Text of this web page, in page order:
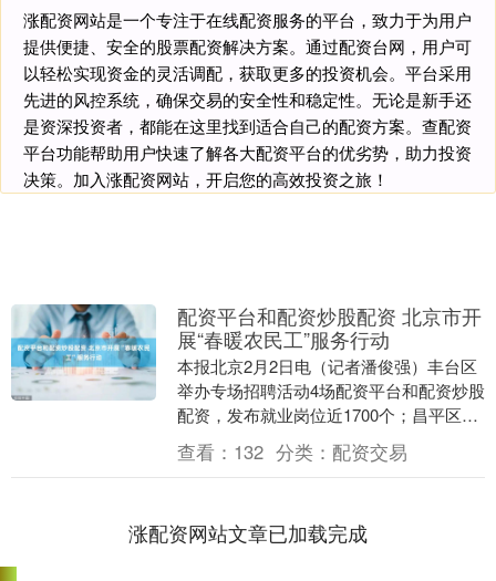
涨配资网站是一个专注于在线配资服务的平台，致力于为用户
提供便捷、安全的股票配资解决方案。通过配资台网，用户可
以轻松实现资金的灵活调配，获取更多的投资机会。平台采用
先进的风控系统，确保交易的安全性和稳定性。无论是新手还
是资深投资者，都能在这里找到适合自己的配资方案。查配资
平台功能帮助用户快速了解各大配资平台的优劣势，助力投资
决策。加入涨配资网站，开启您的高效投资之旅！
配资平台和配资炒股配资 北京市开
展“春暖农民工”服务行动
本报北京2月2日电（记者潘俊强）丰台区
举办专场招聘活动4场配资平台和配资炒股
配资，发布就业岗位近1700个；昌平区举
办线上线下招聘活动6场……临近春节，北
京市就....
查看： 132 分类： 配资交易
涨配资网站文章已加载完成